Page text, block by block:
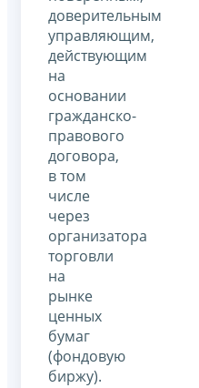
доверительным
управляющим,
действующим
на
основании
гражданско-
правового
договора,
в том
числе
через
организатора
торговли
на
рынке
ценных
бумаг
(фондовую
биржу).